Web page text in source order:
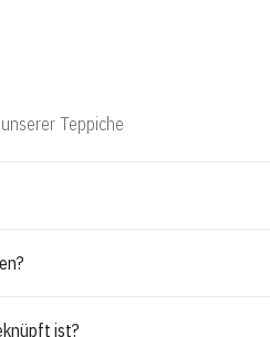
Teppiche
ist?